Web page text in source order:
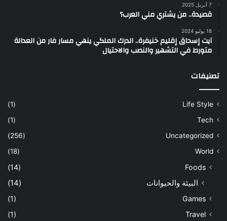
7 أبريل 2025
قصيدة.. من يشتري مني العرب؟
18 يوليو 2024
آيت إسحاق إقليم خنيفرة.. الدرك الملكي ينهي مسار فار من العدالة
متورط في التشهير والنصب والاحتيال
تصنيفات
Life Style
(1)
Tech
(1)
Uncategorized
(256)
World
(18)
Foods
(14)
البيئة والحيوانات (14)
Games
(1)
Travel
(1)